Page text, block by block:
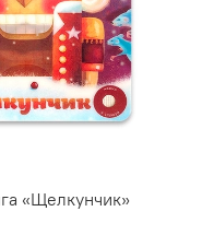
«Щелкунчик»